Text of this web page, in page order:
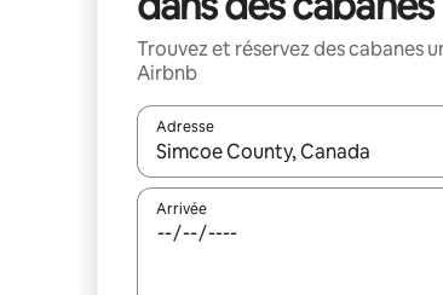
Trouvez et réservez des cabanes
Airbnb
Adresse
Lorsque les résultats s'affichent,
Arrivée